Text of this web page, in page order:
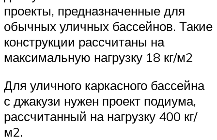
проекты, предназначенные для
обычных уличных бассейнов. Такие
конструкции рассчитаны на
максимальную нагрузку 18 кг/м2
Для уличного каркасного бассейна
с джакузи нужен проект подиума,
рассчитанный на нагрузку 400 кг/
м2.